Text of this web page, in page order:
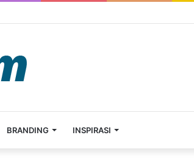
BRANDING INSPIRASI